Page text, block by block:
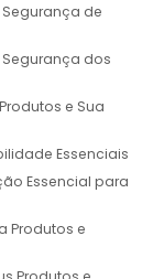
de
Segurança dos
e Sua
Essenciais
Essencial para
Produtos e